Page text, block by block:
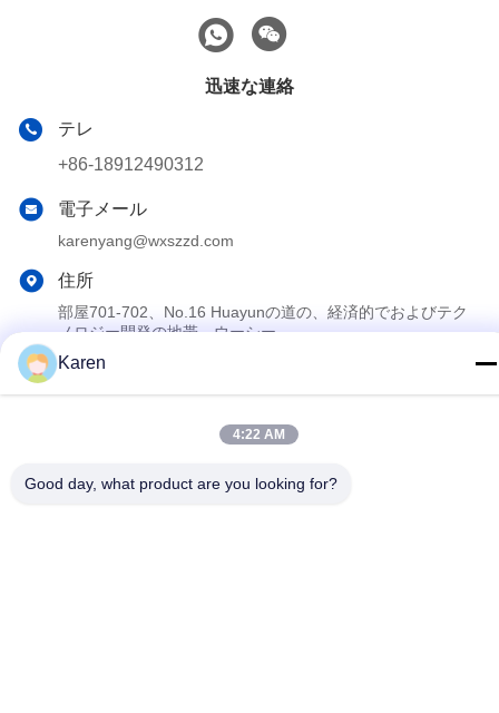
迅速な連絡
テレ
+86-18912490312
電子メール
karenyang@wxszzd.com
住所
部屋701-702、No.16 Huayunの道の、経済的でおよびテク
ノロジー開発の地帯、ウーシー
中国 良好 品質 PURの熱い溶解の接着剤 サプライヤー。Copyright
ます。
Karen
4:22 AM
Good day, what product are you looking for?